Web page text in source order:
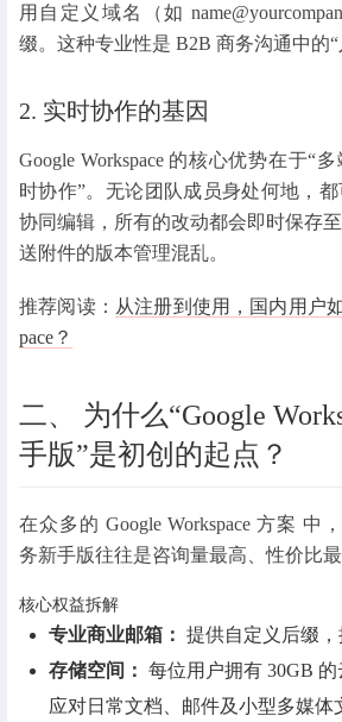
用自定义域名（如
缀。这种专业性是 B2B 商务沟通中的“
2. 实时协作的基因
Google Workspace 的核心优势在于“
时协作”。无论团队成员身处何地，
协同编辑，所有的改动都会即时保存
送附件的版本管理混乱。
推荐阅读： 从注册到使用，国内用户
pace？
二、 为什么“Google
手版”是初创的起点？
在众多的 Google Workspace 方案 中
务新手版往往是咨询量最高、性价比最
核心权益拆解
专业商业邮箱： 提供自定义后缀，
存储空间： 每位用户拥有 30GB
应对日常文档、邮件及小型多媒体